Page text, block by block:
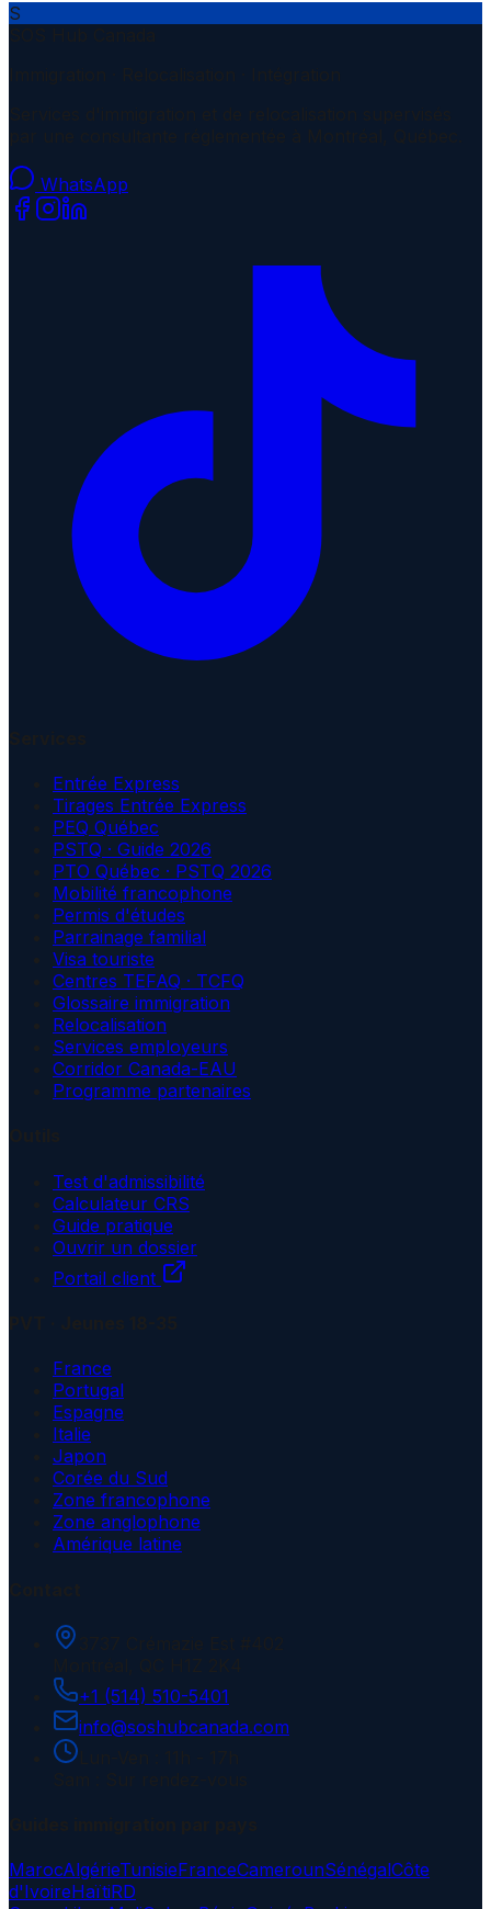
S
WhatsApp
Entrée Express
Tirages Entrée Express
PEQ Québec
PSTQ · Guide 2026
PTO Québec · PSTQ 2026
Mobilité francophone
Permis d'études
Parrainage familial
Visa touriste
Centres TEFAQ · TCFQ
Glossaire immigration
Relocalisation
Services employeurs
Corridor Canada-EAU
Programme partenaires
Test d'admissibilité
Calculateur CRS
Guide pratique
Ouvrir un dossier
Portail client
France
Portugal
Espagne
Italie
Japon
Corée du Sud
Zone francophone
Zone anglophone
Amérique latine
+1 (514) 510-5401
info@soshubcanada.com
MarocAlgérieTunisieFranceCamerounSénégalCôte
d'IvoireHaïtiRD